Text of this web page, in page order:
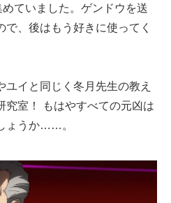
ていました。ゲンドウを送
で、後はもう好きに使ってく
イと同じく冬月先生の教え
究室！ もはやすべての元凶は
ょうか……。